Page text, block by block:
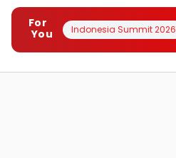
For
You
Indonesia Summit 2026